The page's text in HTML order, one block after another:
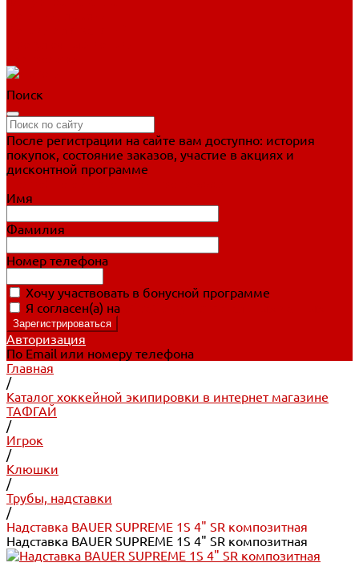
Поиск
После регистрации на сайте вам доступно: история
покупок, состояние заказов, участие в акциях и
дисконтной программе
Имя
Фамилия
Номер телефона
Хочу участвовать в бонусной программе
Я согласен(а) на
Авторизация
По Email или номеру телефона
Главная
/
Каталог хоккейной экипировки в интернет магазине
ТАФГАЙ
/
Игрок
/
Клюшки
/
Трубы, надставки
/
Надставка BAUER SUPREME 1S 4" SR композитная
Надставка BAUER SUPREME 1S 4" SR композитная